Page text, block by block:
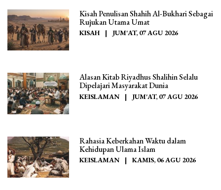
Kisah Penulisan Shahih Al-Bukhari Sebagai
Rujukan Utama Umat
KISAH | JUM'AT, 07 AGU 2026
Alasan Kitab Riyadhus Shalihin Selalu
Dipelajari Masyarakat Dunia
KEISLAMAN | JUM'AT, 07 AGU 2026
Rahasia Keberkahan Waktu dalam
Kehidupan Ulama Islam
KEISLAMAN | KAMIS, 06 AGU 2026